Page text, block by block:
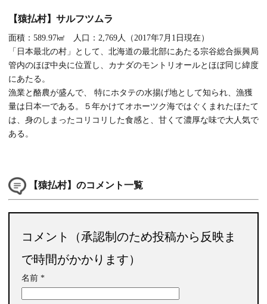
【猿払村】サルフツムラ
面積：589.97㎢ 人口：2,769人（2017年7月1日現在）
「日本最北の村」として、北海道の最北部にあたる宗谷総合振興局
管内のほぼ中央に位置し、カナダのモントリオールとほぼ同じ緯度
にあたる。
漁業と酪農が盛んで、 特にホタテの水揚げ地として知られ、漁獲
量は日本一である。５年かけてオホーツク海ではぐくまれたほたて
は、身のしまったコリコリした食感と、甘くて濃厚な味で大人気で
ある。
【猿払村】のコメント一覧
コメント（承認制のため投稿から反映ま
で時間がかかります）
名前 *